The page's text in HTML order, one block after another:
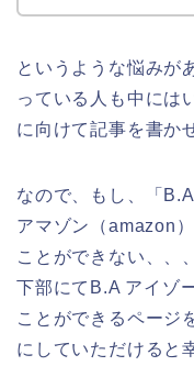
というような悩みが
っている人も中には
に向けて記事を書か
なので、もし、「
アマゾン（amazon
ことができない、、
下部にてB.A アイゾ
ことができるページ
にしていただけると